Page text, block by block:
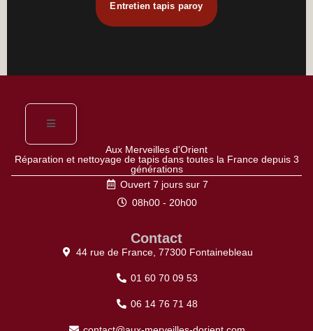
Entretien tapis paroy
Aux Merveilles d'Orient
Réparation et nettoyage de tapis dans toutes la France depuis 3
générations
Ouvert 7 jours sur 7
08h00 - 20h00
Contact
44 rue de France, 77300 Fontainebleau
01 60 70 09 53
06 14 76 71 48